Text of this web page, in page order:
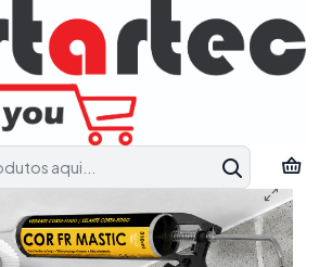
projeto.
Pedir Apoio Técnico
Fogo
Corta Fogo
corta-fogo (silicone)